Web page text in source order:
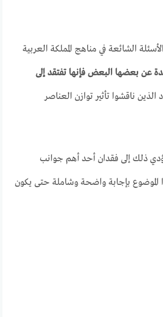
الشائعة في مناهج المملكة العربية
عن بعضها البعض فإنها تفتقد إلى
ناقشوا تأثير توازن العناصر
ذلك إلى فقدان أحد أهم جوانب
بإجابة واضحة وشاملة حتى يكون